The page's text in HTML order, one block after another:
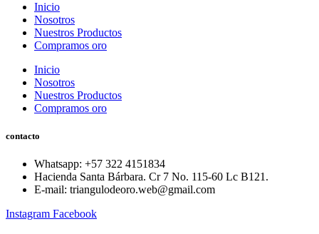
Inicio
Nosotros
Nuestros Productos
Compramos oro
Inicio
Nosotros
Nuestros Productos
Compramos oro
contacto
Whatsapp: ‪+57 322 4151834‬
Hacienda Santa Bárbara. Cr 7 No. 115-60 Lc B121.
E-mail: triangulodeoro.web@gmail.com
Instagram Facebook